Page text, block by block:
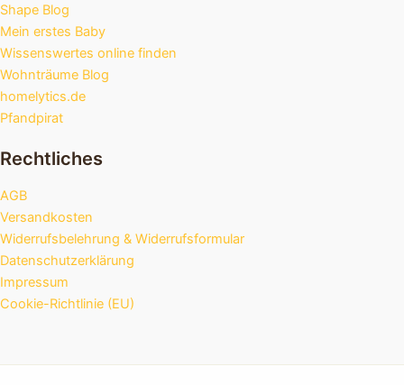
Shape Blog
Mein erstes Baby
Wissenswertes online finden
Wohnträume Blog
homelytics.de
Pfandpirat
Rechtliches
AGB
Versandkosten
Widerrufsbelehrung & Widerrufsformular
Datenschutzerklärung
Impressum
Cookie-Richtlinie (EU)